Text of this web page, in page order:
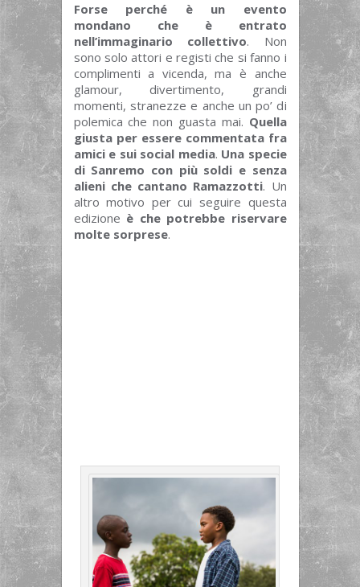
Forse perché è un evento
mondano che è entrato
nell’immaginario collettivo. Non
sono solo attori e registi che si fanno i
complimenti a vicenda, ma è anche
glamour, divertimento, grandi
momenti, stranezze e anche un po’ di
polemica che non guasta mai. Quella
giusta per essere commentata fra
amici e sui social media. Una specie
di Sanremo con più soldi e senza
alieni che cantano Ramazzotti. Un
altro motivo per cui seguire questa
edizione è che potrebbe riservare
molte sorprese.